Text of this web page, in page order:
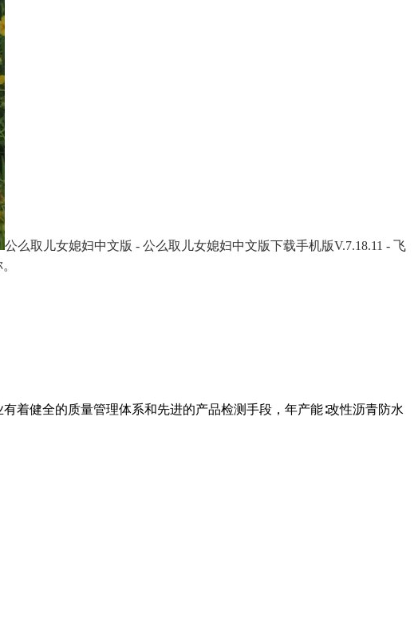
公么取儿女媳妇中文版 - 公么取儿女媳妇中文版下载手机版V.7.18.11 - 飞
着健全的质量管理体系和先进的产品检测手段，年产能∶改性沥青防水